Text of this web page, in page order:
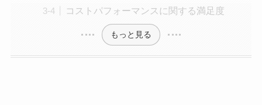
コストパフォーマンスに関する満足度
もっと見る